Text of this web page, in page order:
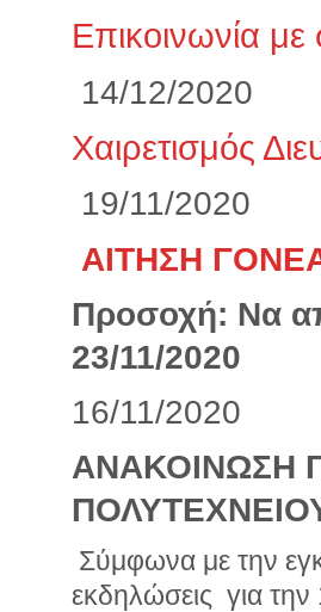
Επικοινωνία
14/12/2020
Χαιρετισμός
19/11/2020
ΑΙΤΗΣΗ
Προσοχή: Να
23/11/2020
16/11/2020
ΑΝΑΚΟΙΝΩΣΗ
Σύμφωνα με την
εκδηλώσεις για